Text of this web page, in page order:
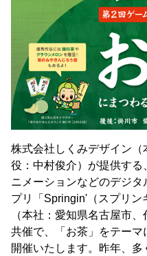
株式会社しくみデザイン
役：中村俊介）が提供す
ニメーションなどのデジ
プリ「Springin'（スプリン
（本社：愛知県名古屋市
共催で、「お茶」をテー
開催いたします。昨年、